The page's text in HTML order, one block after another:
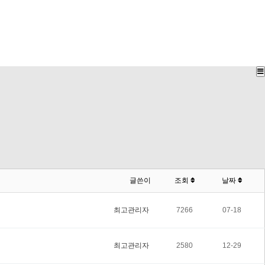
글쓴이 조회 날짜
최고관리자 7266 07-18
최고관리자 2580 12-29